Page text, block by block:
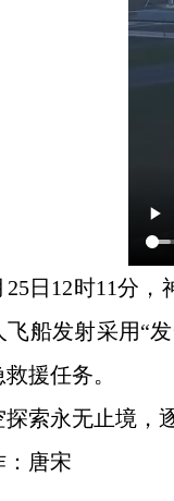
25日12时11分
飞船发射采用“
援任务。
探索永无止境，
：唐宋